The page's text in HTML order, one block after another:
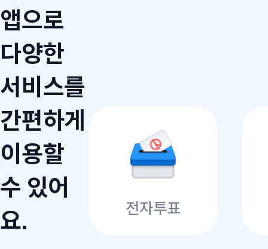
앱으로
다양한
서비스를
간편하게
이용할
수 있어
요.
전자투표